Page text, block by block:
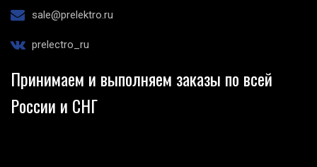
sale@prelektro.ru
prelectro_ru
Принимаем и выполняем заказы по всей
России и СНГ